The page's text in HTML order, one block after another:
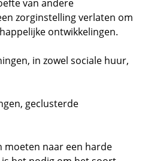
van andere
zorginstelling verlaten om
ontwikkelingen.
in zowel sociale huur,
geclusterde
moeten naar een harde